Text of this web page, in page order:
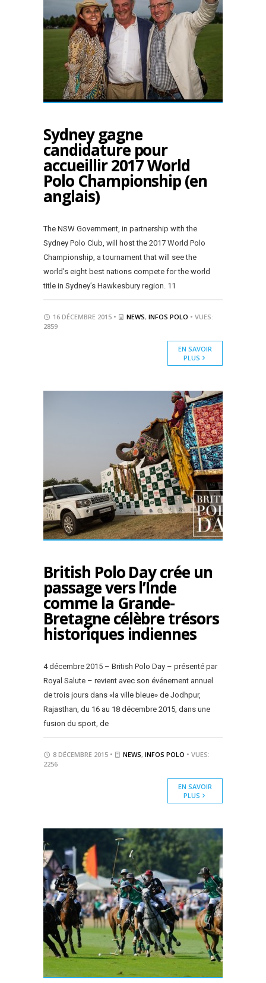
Sydney gagne
candidature pour
accueillir 2017 World
Polo Championship (en
anglais)
The NSW Government, in partnership with the
Sydney Polo Club, will host the 2017 World Polo
Championship, a tournament that will see the
world’s eight best nations compete for the world
title in Sydney’s Hawkesbury region. 11
16 DÉCEMBRE 2015 • NEWS, INFOS POLO • VUES:
2859
EN SAVOIR
PLUS
British Polo Day crée un
passage vers l’Inde
comme la Grande-
Bretagne célèbre trésors
historiques indiennes
4 décembre 2015 – British Polo Day – présenté par
Royal Salute – revient avec son événement annuel
de trois jours dans «la ville bleue» de Jodhpur,
Rajasthan, du 16 au 18 décembre 2015, dans une
fusion du sport, de
8 DÉCEMBRE 2015 • NEWS, INFOS POLO • VUES:
2256
EN SAVOIR
PLUS